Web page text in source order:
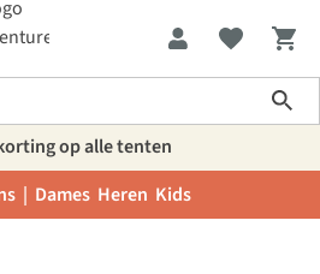
op alle tenten
| Dames Heren Kids